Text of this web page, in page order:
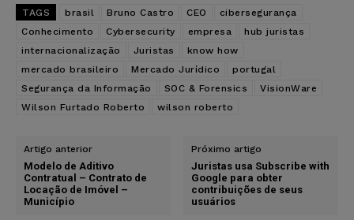
TAGS brasil Bruno Castro CEO
cibersegurança
Conhecimento
Cybersecurity empresa
hub juristas
internacionalização
Juristas
know how
mercado brasileiro
Mercado Jurídico
portugal
Segurança da Informação
SOC & Forensics
VisionWare
Wilson Furtado Roberto
wilson roberto
Artigo anterior
Modelo de Aditivo
Contratual – Contrato de
Locação de Imóvel –
Município
Próximo artigo
Juristas usa Subscribe with
Google para obter
contribuições de seus
usuários